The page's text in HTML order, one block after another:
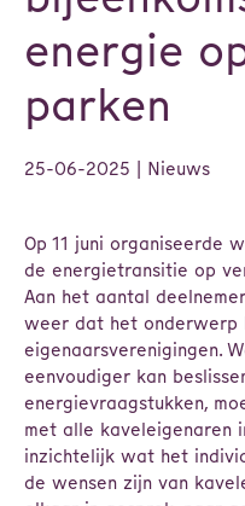
energie
parken
25-06-2025 | Nieuws
Op 11 juni organiseerde
de energietransitie op
Aan het aantal
weer dat het onderwerp
eigenaarsverenigingen.
eenvoudiger kan
energievraagstukken,
met alle kaveleigenaren
inzichtelijk wat het
de wensen zijn van